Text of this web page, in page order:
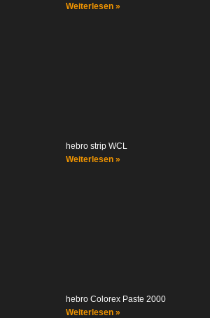
Weiterlesen »
hebro strip WCL
Weiterlesen »
hebro Colorex Paste 2000
Weiterlesen »